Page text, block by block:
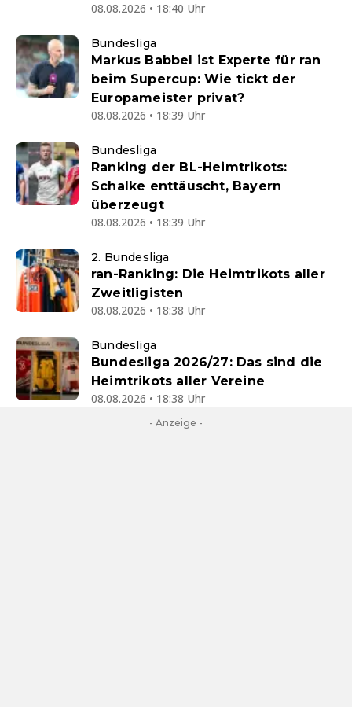
08.08.2026 • 18:40 Uhr
Bundesliga
Markus Babbel ist Experte für ran
beim Supercup: Wie tickt der
Europameister privat?
08.08.2026 • 18:39 Uhr
Bundesliga
Ranking der BL-Heimtrikots:
Schalke enttäuscht, Bayern
überzeugt
08.08.2026 • 18:39 Uhr
2. Bundesliga
ran-Ranking: Die Heimtrikots aller
Zweitligisten
08.08.2026 • 18:38 Uhr
Bundesliga
Bundesliga 2026/27: Das sind die
Heimtrikots aller Vereine
08.08.2026 • 18:38 Uhr
- Anzeige -